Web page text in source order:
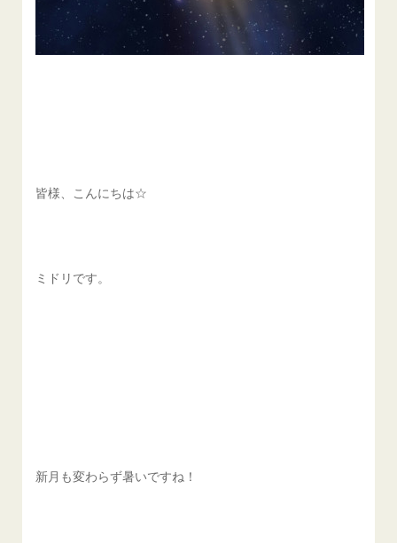
皆様、こんにちは☆
ミドリです。
新月も変わらず暑いですね！